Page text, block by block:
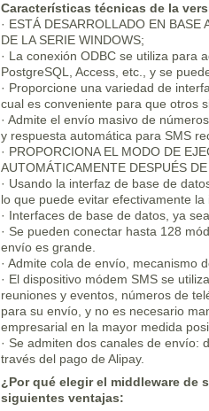
Características técnicas de la
· ESTÁ DESARROLLADO EN
DE LA SERIE WINDOWS;
· La conexión ODBC se utiliza para
PostgreSQL, Access, etc., y se
· Proporcione una variedad de
cual es conveniente para que otros
· Admite el envío masivo de
y respuesta automática para SMS
· PROPORCIONA EL MODO DE
AUTOMÁTICAMENTE DESPUÉS
· Usando la interfaz de base de
lo que puede evitar efectivamente
· Interfaces de base de datos, ya
· Se pueden conectar hasta 128
envío es grande.
· Admite cola de envío, mecanismo
· El dispositivo módem SMS se
reuniones y eventos, números de
para su envío, y no es necesario
empresarial en la mayor medida
· Se admiten dos canales de envío:
través del pago de Alipay.
¿Por qué elegir el middleware de
siguientes ventajas: